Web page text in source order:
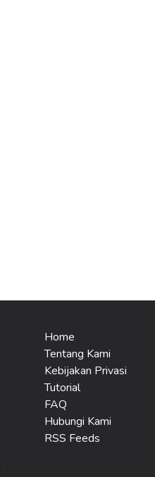
Home
Tentang Kami
Kebijakan Privasi
Tutorial
FAQ
Hubungi Kami
RSS Feeds